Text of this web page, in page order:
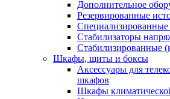
Дополнительное
Резервированные
Стабилизаторы
Стабилизированные
Шкафы, щиты и боксы
Аксессуары для
шкафов
Шкафы